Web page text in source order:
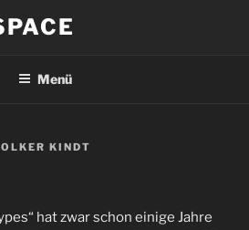
Menü
KINDT
hat zwar schon einige Jahre